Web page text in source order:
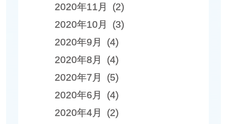
2020年11月 (2)
2020年10月 (3)
2020年9月 (4)
2020年8月 (4)
2020年7月 (5)
2020年6月 (4)
2020年4月 (2)